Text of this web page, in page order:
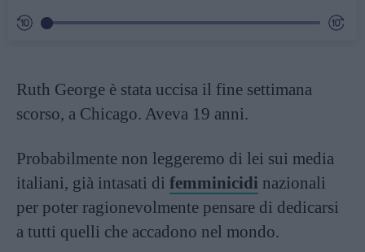
Ruth George è stata uccisa il fine settimana
scorso, a Chicago. Aveva 19 anni.
Probabilmente non leggeremo di lei sui media
italiani, già intasati di femminicidi nazionali
per poter ragionevolmente pensare di dedicarsi
a tutti quelli che accadono nel mondo.